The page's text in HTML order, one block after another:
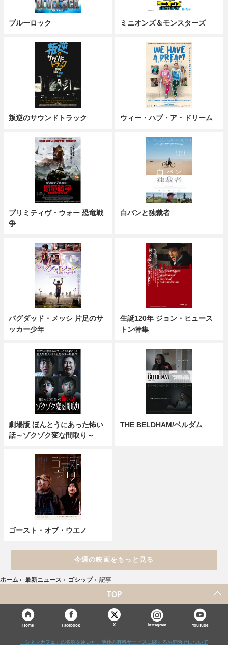
ブルーロック ミニオンズ＆モンスターズ
叛逆のサウンドトラック ウィー・ハブ・ア・ドリーム
プリミティヴ・ウォー 恐竜戦
争
白パンと独裁者
バグダッド・メッシ 片足のサ
ッカー少年
生誕120年 ジョン・ヒュース
トン特集
劇場版 ほんとうにあった怖い
話～ゾクゾク変な間取り～
THE BELDHAM/ベルダム
ゴースト・オブ・ウエノ
今週の映画をもっと見る
ホーム › 最新ニュース › ゴシップ › 記事
TOP
Home Facebook X Instagram YouTube
「シネマカフェ」の名称を用いた、他社の有料サービスに関するお問合せについて